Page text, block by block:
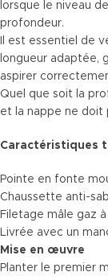
lorsque le niveau
profondeur.
Il est essentiel de
longueur adaptée,
aspirer
Quel que soit la
et la nappe ne doit
Caractéristiques
Pointe en fonte
Chaussette anti-
Filetage mâle gaz
Livrée avec un
Mise en œuvre
Planter le premier